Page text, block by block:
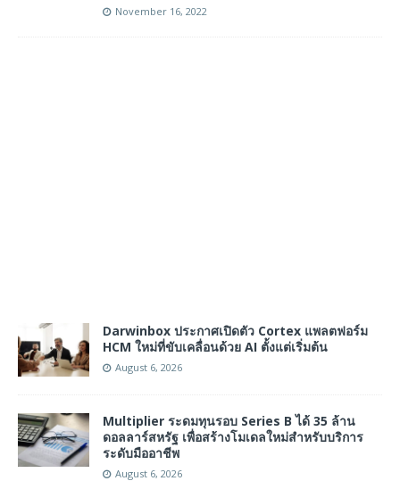
November 16, 2022
Darwinbox ประกาศเปิดตัว Cortex แพลตฟอร์ม
HCM ใหม่ที่ขับเคลื่อนด้วย AI ตั้งแต่เริ่มต้น
August 6, 2026
Multiplier ระดมทุนรอบ Series B ได้ 35 ล้าน
ดอลลาร์สหรัฐ เพื่อสร้างโมเดลใหม่สำหรับบริการ
ระดับมืออาชีพ
August 6, 2026